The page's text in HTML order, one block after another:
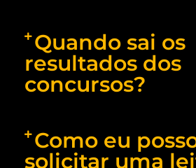
Quando sai os
resultados dos
concursos?
Como eu
solicitar uma